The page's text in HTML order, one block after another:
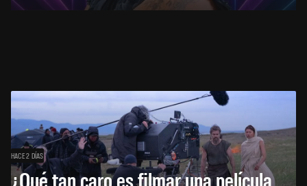
HACE 2 DÍAS
¿Qué tan caro es filmar una película